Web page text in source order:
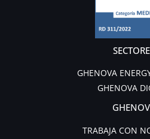
GHENOVA
GHENOVA
TRABAJA CON